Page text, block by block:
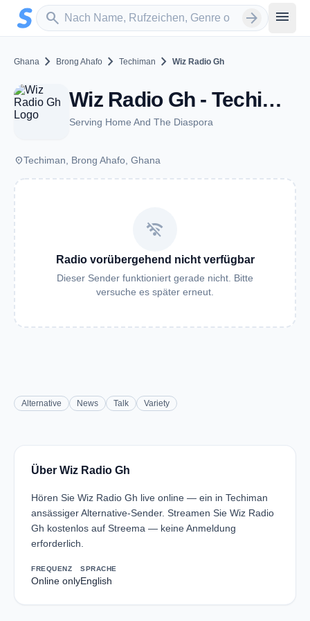
Zum Hauptinhalt springen
search
Sender suchen arrow_forward menu
Ghana chevron_right Brong Ahafo chevron_right Techiman chevron_right Wiz Radio Gh
Wiz Radio Gh - Techiman
Serving Home And The Diaspora
placeTechiman, Brong Ahafo, Ghana
wifi_off
Radio vorübergehend nicht verfügbar
Dieser Sender funktioniert gerade nicht. Bitte
versuche es später erneut.
Alternative News Talk Variety
Über Wiz Radio Gh
Hören Sie Wiz Radio Gh live online — ein in Techiman
ansässiger Alternative-Sender. Streamen Sie Wiz Radio
Gh kostenlos auf Streema — keine Anmeldung
erforderlich.
FREQUENZ
Online only
SPRACHE
English